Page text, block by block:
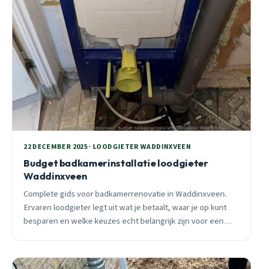
22 DECEMBER 2025 · LOODGIETER WADDINXVEEN
Budget badkamerinstallatie loodgieter
Waddinxveen
Complete gids voor badkamerrenovatie in Waddinxveen.
Ervaren loodgieter legt uit wat je betaalt, waar je op kunt
besparen en welke keuzes echt belangrijk zijn voor een